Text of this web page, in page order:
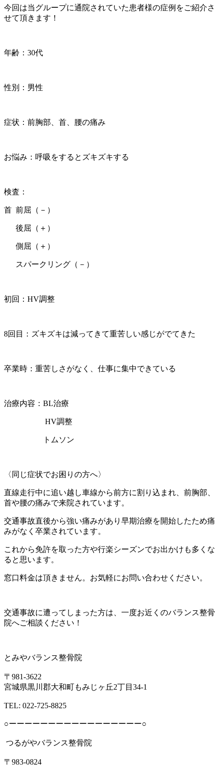
今回は当グループに通院されていた患者様の症例をご紹介さ
せて頂きます！
年齢：30代
性別：男性
症状：前胸部、首、腰の痛み
お悩み：呼吸をするとズキズキする
検査：
首 前屈（－）
後屈（＋）
側屈（＋）
スパークリング（－）
初回：HV調整
8回目：ズキズキは減ってきて重苦しい感じがでてきた
卒業時：重苦しさがなく、仕事に集中できている
治療内容：BL治療
HV調整
トムソン
〈同じ症状でお困りの方へ〉
直線走行中に追い越し車線から前方に割り込まれ、前胸部、
首や腰の痛みで来院されています。
交通事故直後から強い痛みがあり早期治療を開始したため痛
みがなく卒業されています。
これから免許を取った方や行楽シーズンでお出かけも多くな
ると思います。
窓口料金は頂きません。お気軽にお問い合わせください。
交通事故に遭ってしまった方は、一度お近くのバランス整骨
院へご相談ください！
とみやバランス整骨院
〒981-3622
宮城県黒川郡大和町もみじヶ丘2丁目34-1
TEL: 022-725-8825
○ーーーーーーーーーーーーーーーーー○
つるがやバランス整骨院
〒983-0824